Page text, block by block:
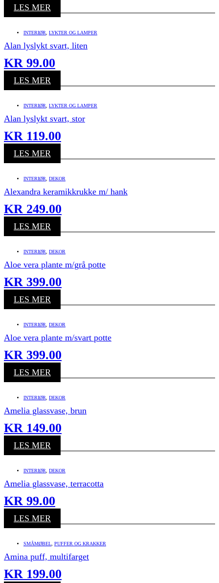
LES MER
INTERIØR LYKTER OG LAMPER
Alan lyslykt svart, liten
KR 99.00
LES MER
INTERIØR LYKTER OG LAMPER
Alan lyslykt svart, stor
KR 119.00
LES MER
INTERIØR DEKOR
Alexandra keramikkrukke m/ hank
KR 249.00
LES MER
INTERIØR DEKOR
Aloe vera plante m/grå potte
KR 399.00
LES MER
INTERIØR DEKOR
Aloe vera plante m/svart potte
KR 399.00
LES MER
INTERIØR DEKOR
Amelia glassvase, brun
KR 149.00
LES MER
INTERIØR DEKOR
Amelia glassvase, terracotta
KR 99.00
LES MER
SMÅMØBEL PUFFER OG KRAKKER
Amina puff, multifarget
KR 199.00